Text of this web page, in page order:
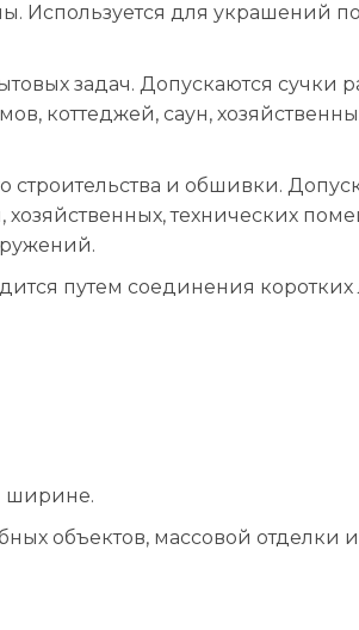
Используется для украшений
задач. Допускаются сучки
коттеджей, саун,
строительства и обшивки.
технических
путем соединения
ширине.
объектов, массовой отделки и